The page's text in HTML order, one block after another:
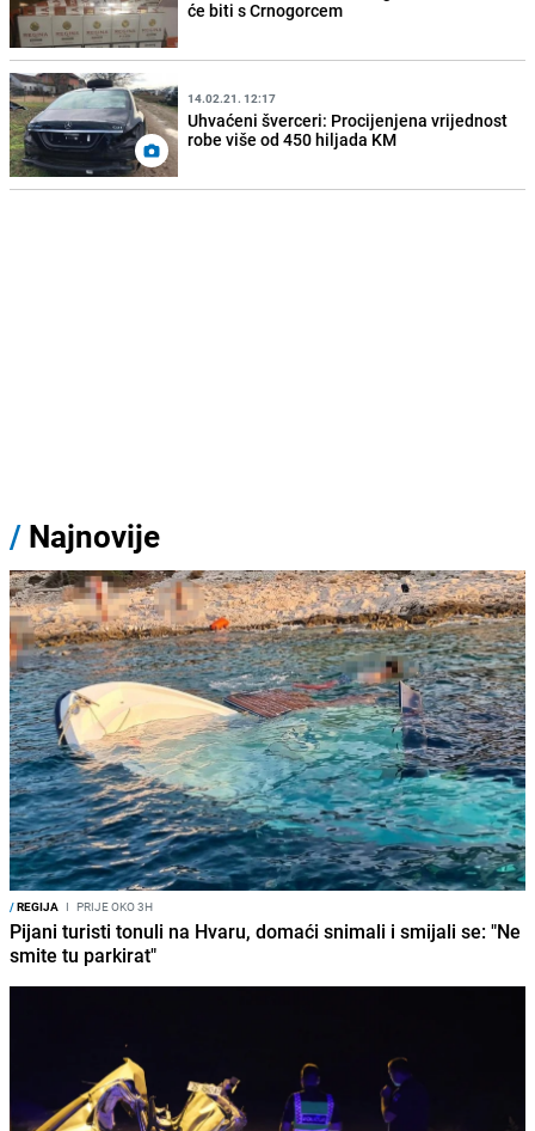
će biti s Crnogorcem
14.02.21. 12:17
Uhvaćeni šverceri: Procijenjena vrijednost
robe više od 450 hiljada KM
/ Najnovije
/REGIJA I PRIJE OKO 3H
Pijani turisti tonuli na Hvaru, domaći snimali i smijali se: "Ne
smite tu parkirat"